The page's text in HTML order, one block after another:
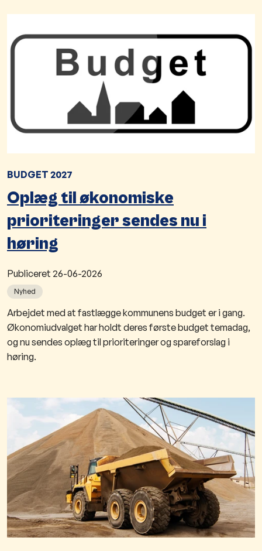
BUDGET 2027
Oplæg til økonomiske
prioriteringer sendes nu i
høring
Publiceret 26-06-2026
Nyhed
Arbejdet med at fastlægge kommunens budget er i gang.
Økonomiudvalget har holdt deres første budget temadag,
og nu sendes oplæg til prioriteringer og spareforslag i
høring.